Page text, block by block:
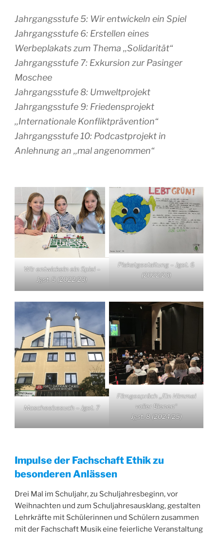
Jahrgangsstufe 5: Wir entwickeln ein Spiel
Jahrgangsstufe 6: Erstellen eines
Werbeplakats zum Thema ,,Solidarität“
Jahrgangsstufe 7: Exkursion zur Pasinger
Moschee
Jahrgangsstufe 8: Umweltprojekt
Jahrgangsstufe 9: Friedensprojekt
,,Internationale Konfliktprävention“
Jahrgangsstufe 10: Podcastprojekt in
Anlehnung an ,,mal angenommen“
Wir entwickeln ein Spiel –
Jgst. 5 (2022/23)
Plakatgestaltung – Jgst. 6
(2022/23)
Moscheebesuch – Jgst. 7
Filmgespräch ,,Ein Himmel
voller Bienen“
Jgst. 8 (2024/25)
Impulse der Fachschaft Ethik zu
besonderen Anlässen
Drei Mal im Schuljahr, zu Schuljahresbeginn, vor
Weihnachten und zum Schuljahresausklang, gestalten
Lehrkräfte mit Schülerinnen und Schülern zusammen
mit der Fachschaft Musik eine feierliche Veranstaltung